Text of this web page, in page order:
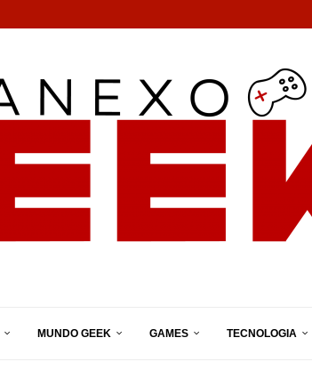
MUNDO GEEK GAMES TECNOLOGIA